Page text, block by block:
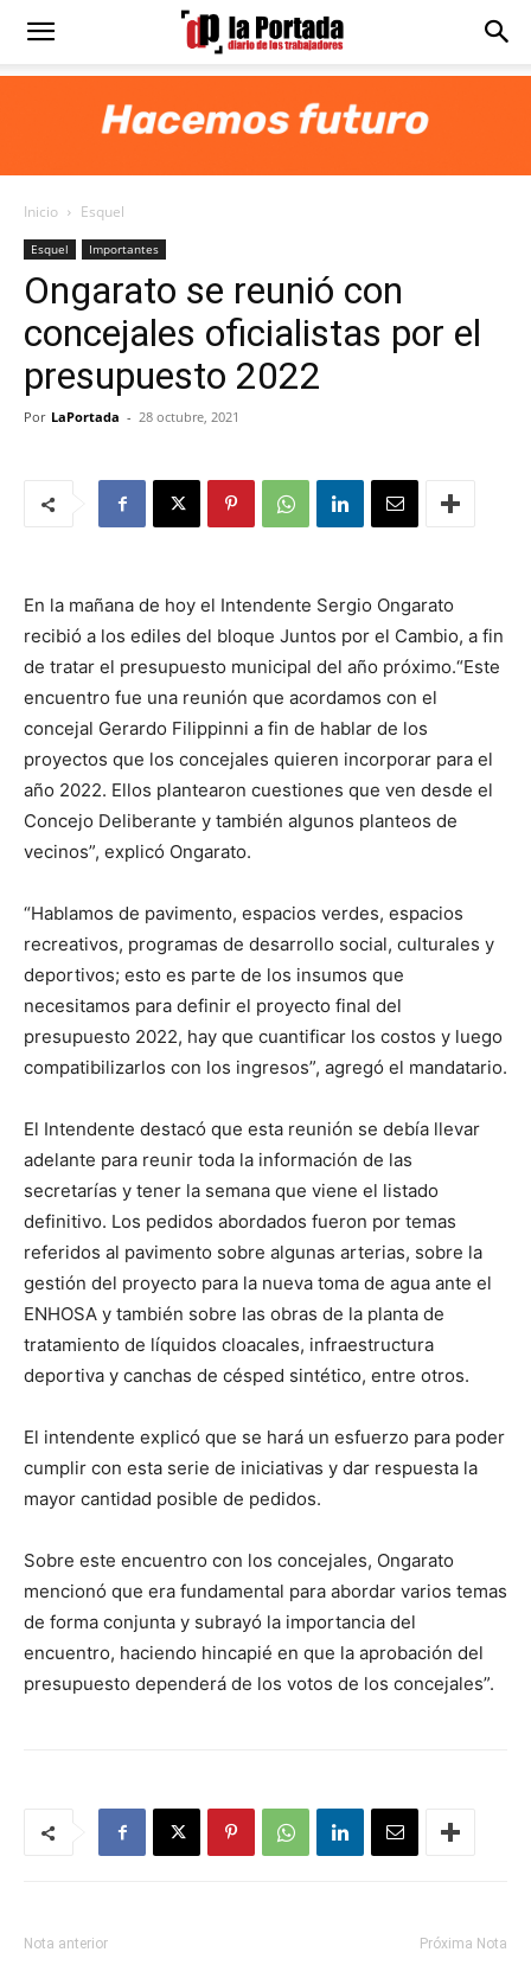
Diario
Portada
Inicio Esquel
Esquel Importantes
Ongarato se reunió con
concejales oficialistas por el
presupuesto 2022
Por LaPortada - 28 octubre, 2021
En la mañana de hoy el Intendente Sergio Ongarato
recibió a los ediles del bloque Juntos por el Cambio, a fin
de tratar el presupuesto municipal del año próximo.“Este
encuentro fue una reunión que acordamos con el
concejal Gerardo Filippinni a fin de hablar de los
proyectos que los concejales quieren incorporar para el
año 2022. Ellos plantearon cuestiones que ven desde el
Concejo Deliberante y también algunos planteos de
vecinos”, explicó Ongarato.
“Hablamos de pavimento, espacios verdes, espacios
recreativos, programas de desarrollo social, culturales y
deportivos; esto es parte de los insumos que
necesitamos para definir el proyecto final del
presupuesto 2022, hay que cuantificar los costos y luego
compatibilizarlos con los ingresos”, agregó el mandatario.
El Intendente destacó que esta reunión se debía llevar
adelante para reunir toda la información de las
secretarías y tener la semana que viene el listado
definitivo. Los pedidos abordados fueron por temas
referidos al pavimento sobre algunas arterias, sobre la
gestión del proyecto para la nueva toma de agua ante el
ENHOSA y también sobre las obras de la planta de
tratamiento de líquidos cloacales, infraestructura
deportiva y canchas de césped sintético, entre otros.
El intendente explicó que se hará un esfuerzo para poder
cumplir con esta serie de iniciativas y dar respuesta la
mayor cantidad posible de pedidos.
Sobre este encuentro con los concejales, Ongarato
mencionó que era fundamental para abordar varios temas
de forma conjunta y subrayó la importancia del
encuentro, haciendo hincapié en que la aprobación del
presupuesto dependerá de los votos de los concejales”.
Nota anterior Próxima Nota